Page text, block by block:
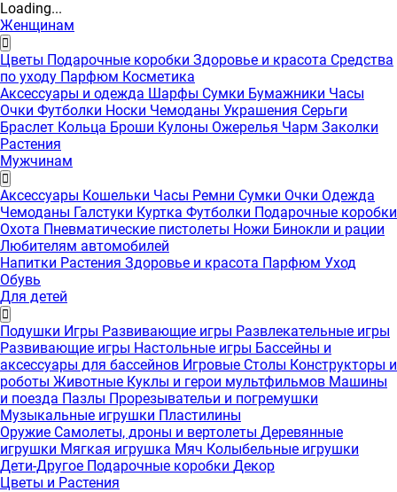
Loading...
Женщинам
Цветы Подарочные коробки Здоровье и красота Средства
по уходу Парфюм Косметика
Аксессуары и одежда Шарфы Сумки Бумажники Часы
Очки Футболки Носки Чемоданы Украшения Серьги
Браслет Кольца Броши Кулоны Ожерелья Чарм Заколки
Растения
Мужчинам
Аксессуары Кошельки Часы Ремни Сумки Очки Одежда
Чемоданы Галстуки Куртка Футболки Подарочные коробки
Охота Пневматические пистолеты Ножи Бинокли и рации
Любителям автомобилей
Напитки Растения Здоровье и красота Парфюм Уход
Обувь
Для детей
Подушки Игры Развивающие игры Развлекательные игры
Развивающие игры Настольные игры Бассейны и
аксессуары для бассейнов Игровые Столы Конструкторы и
роботы Животные Куклы и герои мультфильмов Машины
и поезда Пазлы Прорезывательи и погремушки
Музыкальные игрушки Пластилины
Оружие Самолеты, дроны и вертолеты Деревянные
игрушки Мягкая игрушка Мяч Колыбельные игрушки
Дети-Другое Подарочные коробки Декор
Цветы и Растения